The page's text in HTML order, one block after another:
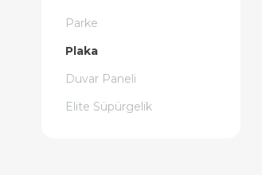
Parke
Plaka
Duvar Paneli
Elite Süpürgelik